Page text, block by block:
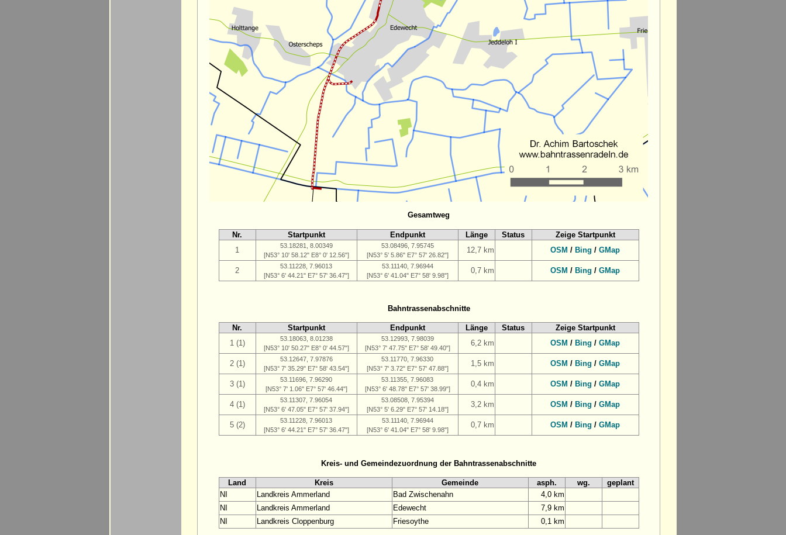
Gesamtweg
Nr. Startpunkt Endpunkt Länge Status
Zeige Startpunkt
1
53.18281, 8.00349
[N53° 10' 58.12" E8° 0' 12.56"]
53.08496, 7.95745
[N53° 5' 5.86" E7° 57' 26.82"]
12,7 km OSM / Bing / GMap
2
53.11228, 7.96013
[N53° 6' 44.21" E7° 57' 36.47"]
53.11140, 7.96944
[N53° 6' 41.04" E7° 58' 9.98"]
0,7 km OSM / Bing / GMap
Bahntrassenabschnitte
Nr. Startpunkt Endpunkt Länge Status
Zeige Startpunkt
1 (1)
53.18063, 8.01238
[N53° 10' 50.27" E8° 0' 44.57"]
53.12993, 7.98039
[N53° 7' 47.75" E7° 58' 49.40"]
6,2 km OSM / Bing / GMap
2 (1)
53.12647, 7.97876
[N53° 7' 35.29" E7° 58' 43.54"]
53.11770, 7.96330
[N53° 7' 3.72" E7° 57' 47.88"]
1,5 km OSM / Bing / GMap
3 (1)
53.11696, 7.96290
[N53° 7' 1.06" E7° 57' 46.44"]
53.11355, 7.96083
[N53° 6' 48.78" E7° 57' 38.99"]
0,4 km OSM / Bing / GMap
4 (1)
53.11307, 7.96054
[N53° 6' 47.05" E7° 57' 37.94"]
53.08508, 7.95394
[N53° 5' 6.29" E7° 57' 14.18"]
3,2 km OSM / Bing / GMap
5 (2)
53.11228, 7.96013
[N53° 6' 44.21" E7° 57' 36.47"]
53.11140, 7.96944
[N53° 6' 41.04" E7° 58' 9.98"]
0,7 km OSM / Bing / GMap
Kreis- und Gemeindezuordnung der Bahntrassenabschnitte
Land Kreis Gemeinde asph. wg.
geplant
NI
Landkreis Ammerland Bad Zwischenahn
4,0 km
NI
Landkreis Ammerland Edewecht
7,9 km
NI
Landkreis Cloppenburg Friesoythe 0,1 km